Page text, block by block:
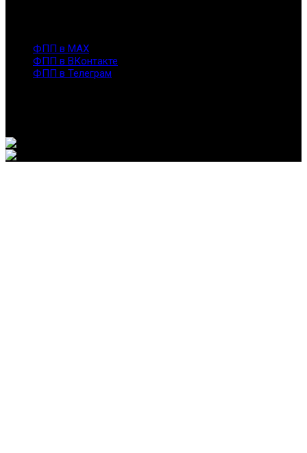
ФПП в МАХ
ФПП в ВКонтакте
ФПП в Телеграм